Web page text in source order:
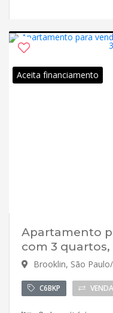
Aceita financiamento
Apartamento
com 3 quartos,
Brooklin, São
C6BKP VENDA